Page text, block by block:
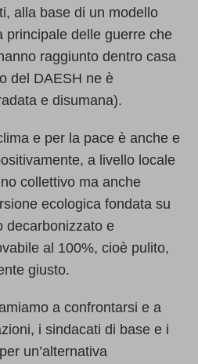
alla base di un modello
principale delle guerre che
raggiunto dentro casa
del DAESH ne è
e disumana).
e per la pace è anche e
a livello locale
collettivo ma anche
ecologica fondata su
decarbonizzato e
al 100%, cioè pulito,
giusto.
a confrontarsi e a
i sindacati di base e i
un’alternativa